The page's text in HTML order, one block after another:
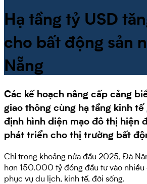
Hạ tầng tỷ USD
cho bất động sản
Nẵng
Các kế hoạch nâng cấp cảng
giao thông cùng hạ tầng kinh
định hình diện mạo đô thị hiện
phát triển cho thị trường bất
Chỉ trong khoảng nửa đầu 2025, Đà
hơn 150.000 tỷ đồng đầu tư vào nhiều
phục vụ du lịch, kinh tế, đời sống.